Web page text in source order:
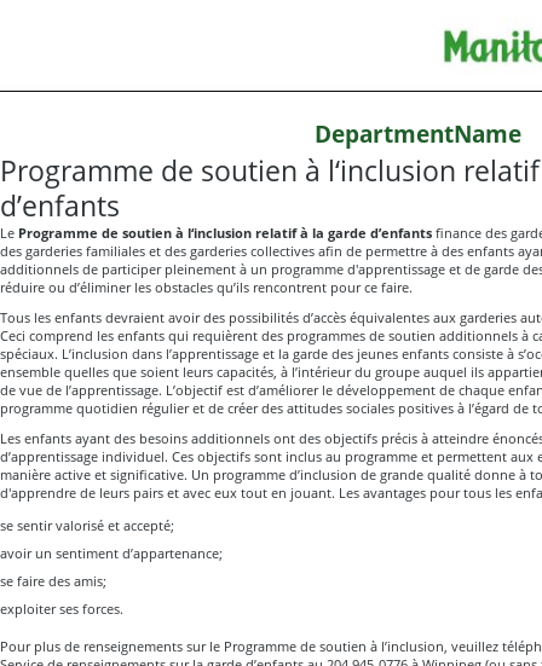
DepartmentName
Programme de soutien à l‘inclusion
d’enfants
Le Programme de soutien à l‘inclusion relatif à la garde d’enfants finance des
des garderies familiales et des garderies collectives afin de permettre à des enfants
additionnels de participer pleinement à un programme d'apprentissage et de garde
réduire ou d’éliminer les obstacles qu’ils rencontrent pour ce faire.
Tous les enfants devraient avoir des possibilités d’accès équivalentes aux garderies
Ceci comprend les enfants qui requièrent des programmes de soutien additionnels à
spéciaux. L’inclusion dans l’apprentissage et la garde des jeunes enfants consiste à
ensemble quelles que soient leurs capacités, à l’intérieur du groupe auquel ils
de vue de l’apprentissage. L’objectif est d’améliorer le développement de chaque
programme quotidien régulier et de créer des attitudes sociales positives à l’égard de
Les enfants ayant des besoins additionnels ont des objectifs précis à atteindre
d’apprentissage individuel. Ces objectifs sont inclus au programme et permettent aux
manière active et significative. Un programme d’inclusion de grande qualité donne à
d'apprendre de leurs pairs et avec eux tout en jouant. Les avantages pour tous les
se sentir valorisé et accepté;
avoir un sentiment d’appartenance;
se faire des amis;
exploiter ses forces.
Pour plus de renseignements sur le Programme de soutien à l’inclusion, veuillez